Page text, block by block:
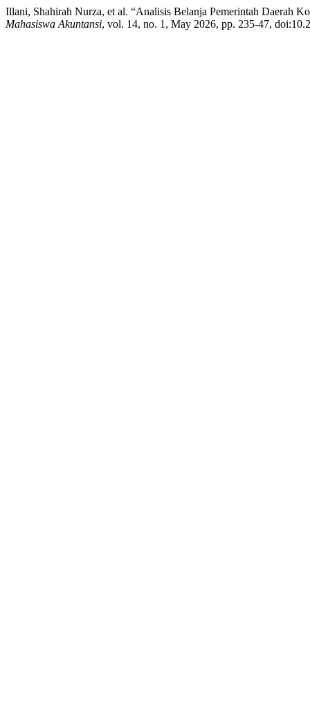
Illani, Shahirah Nurza, et al. “Analisis Belanja Pemerintah Daerah
Mahasiswa Akuntansi, vol. 14, no. 1, May 2026, pp. 235-47,